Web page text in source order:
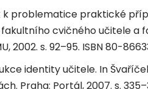
k problematice praktické
fakultního cvičného učitele
2002. s. 92–95. ISBN 80-
identity učitele. In
Praha: Portál, 2007. s.